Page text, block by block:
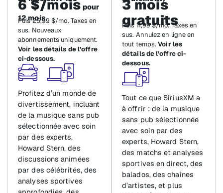
6 $/mois pour
12 mois
Puis 25,99 $/mo. Taxes en
sus. Nouveaux
abonnements uniquement.
Voir les détails de l’offre
ci-dessous.
Profitez d’un monde de
divertissement, incluant
de la musique sans pub
sélectionnée avec soin
par des experts,
Howard Stern, des
discussions animées
par des célébrités, des
analyses sportives
3 mois
gratuits
Puis 11,99 $/mo. Taxes en
sus. Annulez en ligne en
tout temps.Voir les
détails de l’offre ci-
dessous.
Tout ce que SiriusXM a
à offrir : de la musique
sans pub sélectionnée
avec soin par des
experts, Howard Stern,
des matchs et analyses
sportives en direct, des
balados, des chaînes
d’artistes, et plus